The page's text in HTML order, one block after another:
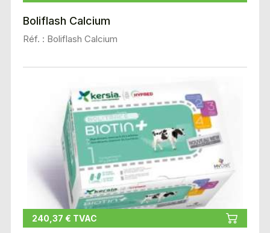
Boliflash Calcium
Réf. : Boliflash Calcium
240,37 € TVAC